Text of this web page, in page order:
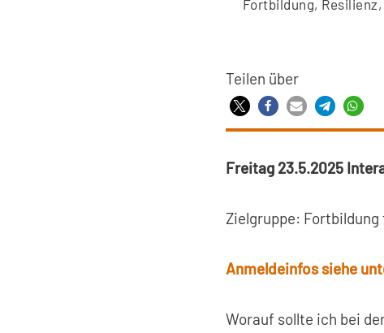
Fortbildung, Resilienz,
Teilen über
Freitag 23.5.2025
Zielgruppe:
Anmeldeinfos siehe
Worauf sollte ich bei